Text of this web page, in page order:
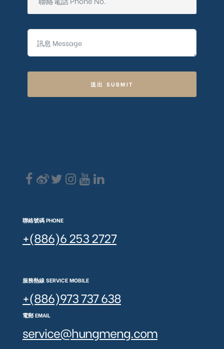
送出 SUBMIT
聯絡號碼 PHONE
+(886)6 253 2727
服務熱線 SERVICE MOBILE
+(886)973 737 638
電郵 EMAIL
service@hungmeng.com